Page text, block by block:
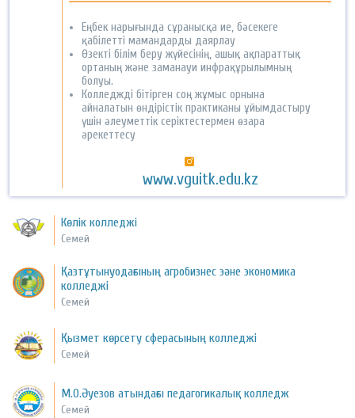
Еңбек нарығында сұранысқа ие, бәсекеге
қабілетті мамандарды даярлау
Өзекті білім беру жүйесінің, ашық ақпараттық
ортаның және заманауи инфрақұрылымның
болуы.
Колледжді бітірген соң жұмыс орнына
айналатын өндірістік практиканы ұйымдастыру
үшін әлеуметтік серіктестермен өзара
әрекеттесу
www.vguitk.edu.kz
Көлік колледжі
Семей
Қазтұтынуодағының агробизнес эәне экономика
колледжі
Семей
Қызмет көрсету сферасының колледжі
Семей
М.О.Әуезов атындағы педагогикалық колледж
Семей